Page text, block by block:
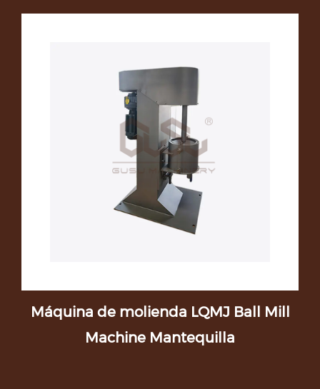
Máquina de molienda LQMJ Ball Mill
Machine Mantequilla